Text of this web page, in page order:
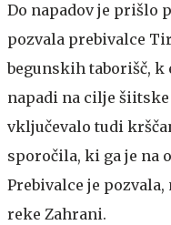
Do napadov je prišlo
pozvala prebivalce
begunskih taborišč,
napadi na cilje
vključevalo tudi
sporočila, ki ga je na
Prebivalce je
reke Zahrani.